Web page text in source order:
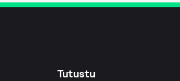
Tutustu